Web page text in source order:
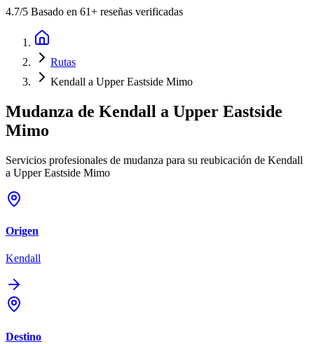
4.7/5 Basado en 61+ reseñas verificadas
Rutas
Kendall a Upper Eastside Mimo
Mudanza de Kendall a Upper Eastside
Mimo
Servicios profesionales de mudanza para su reubicación de Kendall
a Upper Eastside Mimo
Origen
Kendall
Destino